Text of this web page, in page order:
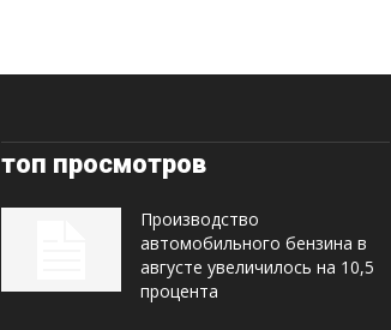
топ просмотров
Производство
автомобильного бензина в
августе увеличилось на 10,5
процента